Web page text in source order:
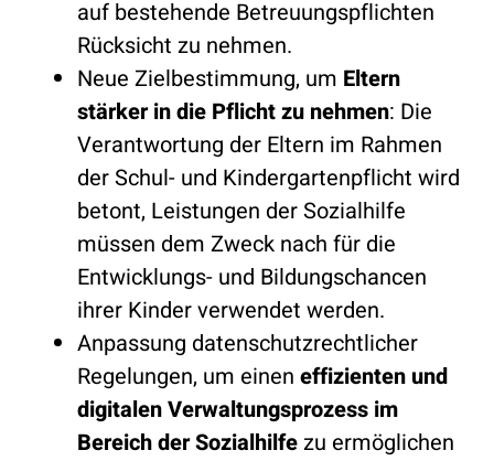
auf bestehende Betreuungspflichten
Rücksicht zu nehmen.
Neue Zielbestimmung, um Eltern
stärker in die Pflicht zu nehmen: Die
Verantwortung der Eltern im Rahmen
der Schul- und Kindergartenpflicht wird
betont, Leistungen der Sozialhilfe
müssen dem Zweck nach für die
Entwicklungs- und Bildungschancen
ihrer Kinder verwendet werden.
Anpassung datenschutzrechtlicher
Regelungen, um einen effizienten und
digitalen Verwaltungsprozess im
Bereich der Sozialhilfezu ermöglichen